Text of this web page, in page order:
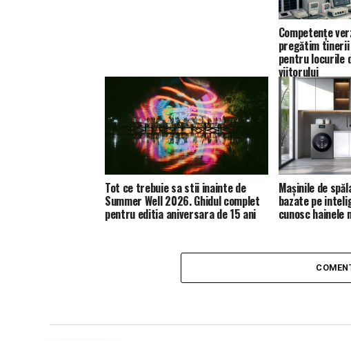
Competențe
pregătim tinerii
pentru locurile
viitorului
Tot ce trebuie sa stii inainte de
Summer Well 2026. Ghidul complet
pentru editia aniversara de 15 ani
Mașinile de
bazate pe
cunosc hainele